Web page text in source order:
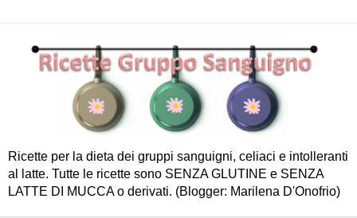
Ricette per la dieta dei gruppi sanguigni, celiaci e intolleranti
al latte. Tutte le ricette sono SENZA GLUTINE e SENZA
LATTE DI MUCCA o derivati. (Blogger: Marilena D'Onofrio)